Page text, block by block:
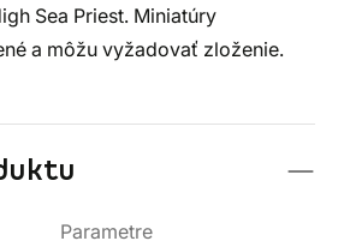
Sea Priest. Miniatúry
a môžu vyžadovať zloženie.
Parametre